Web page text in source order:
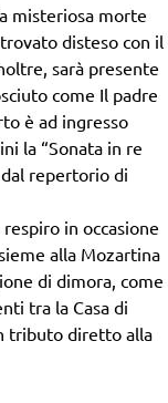
misteriosa morte
disteso con il
sarà presente
come Il padre
è ad ingresso
la “Sonata in re
repertorio di
in occasione
alla Mozartina
di dimora, come
tra la Casa di
tributo diretto alla